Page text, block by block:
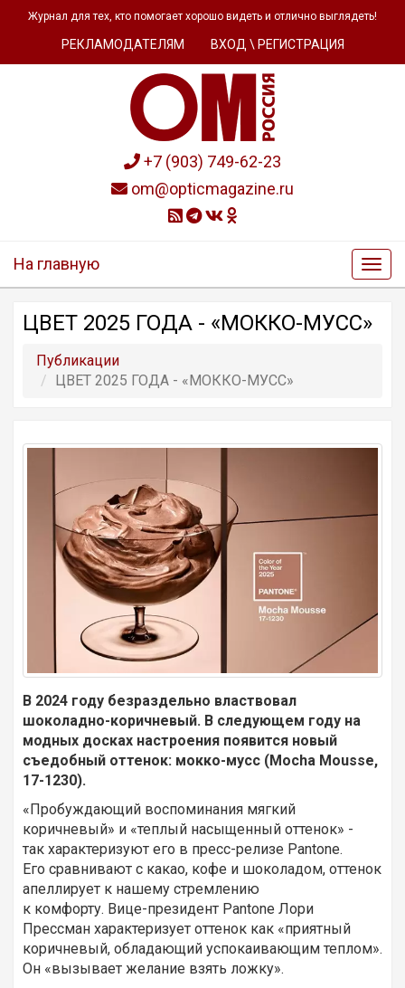
Журнал для тех, кто помогает хорошо видеть и отлично выглядеть!
РЕКЛАМОДАТЕЛЯМ ВХОД \ РЕГИСТРАЦИЯ
+7 (903) 749-62-23
om@opticmagazine.ru
На главную
ЦВЕТ 2025 ГОДА - «МОККО-МУСС»
Публикации
ЦВЕТ 2025 ГОДА - «МОККО-МУСС»
В 2024 году безраздельно властвовал
шоколадно-коричневый. В следующем году на
модных досках настроения появится новый
съедобный оттенок: мокко-мусс (Mocha Mousse,
17-1230).
«Пробуждающий воспоминания мягкий
коричневый» и «теплый насыщенный оттенок» -
так характеризуют его в пресс-релизе Pantone.
Его сравнивают с какао, кофе и шоколадом, оттенок
апеллирует к нашему стремлению
к комфорту. Вице-президент Pantone Лори
Прессман характеризует оттенок как «приятный
коричневый, обладающий успокаивающим теплом».
Он «вызывает желание взять ложку».